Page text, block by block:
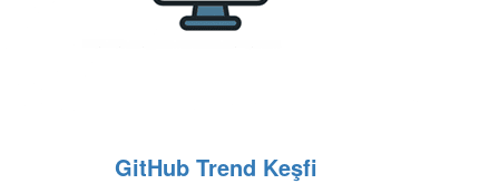
GitHub Trend Keşfi